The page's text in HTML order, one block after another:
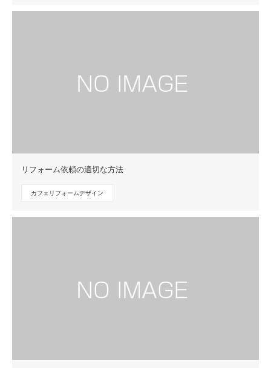
リフォーム依頼の適切な方法
カフェリフォームデザイン